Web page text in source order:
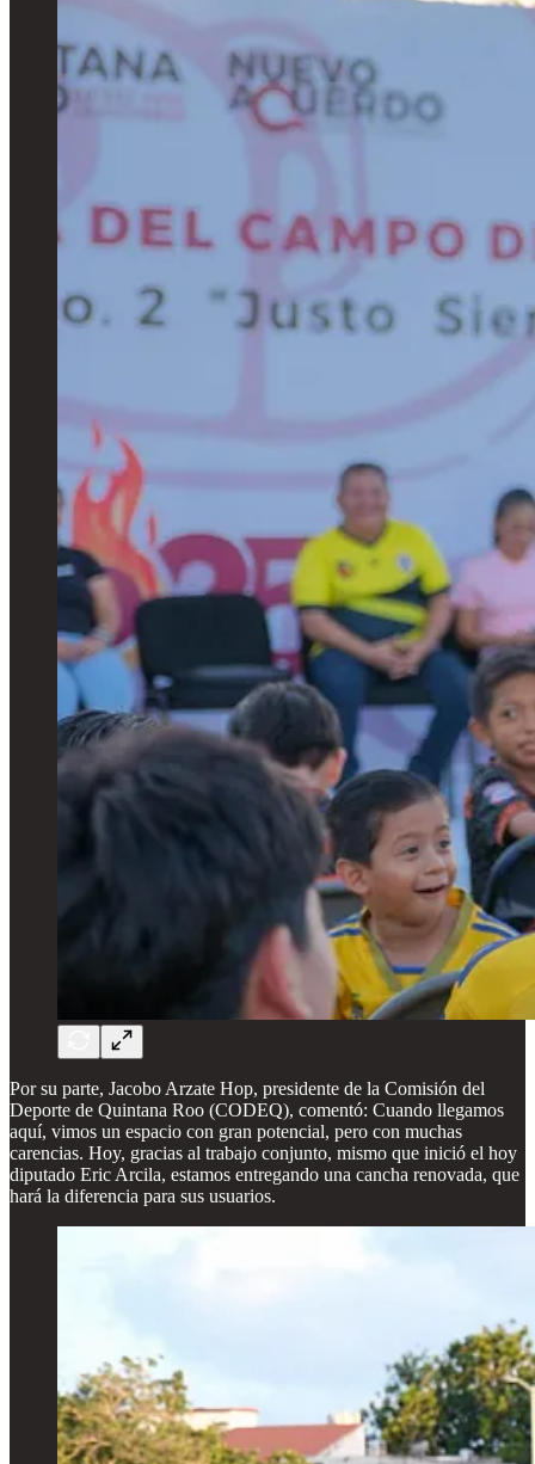
Por su parte, Jacobo Arzate Hop, presidente de la Comisión del
Deporte de Quintana Roo (CODEQ), comentó: Cuando llegamos
aquí, vimos un espacio con gran potencial, pero con muchas
carencias. Hoy, gracias al trabajo conjunto, mismo que inició el hoy
diputado Eric Arcila, estamos entregando una cancha renovada, que
hará la diferencia para sus usuarios.